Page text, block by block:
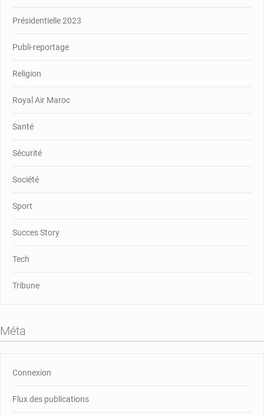
Présidentielle 2023
Publi-reportage
Religion
Royal Air Maroc
Santé
Sécurité
Société
Sport
Succes Story
Tech
Tribune
Méta
Connexion
Flux des publications